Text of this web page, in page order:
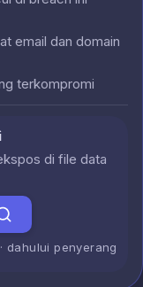
email dan domain
terkompromi
di file data
· dahului penyerang